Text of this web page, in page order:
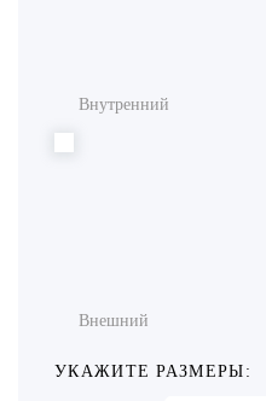
Внутренний
Внешний
УКАЖИТЕ РАЗМЕРЫ: